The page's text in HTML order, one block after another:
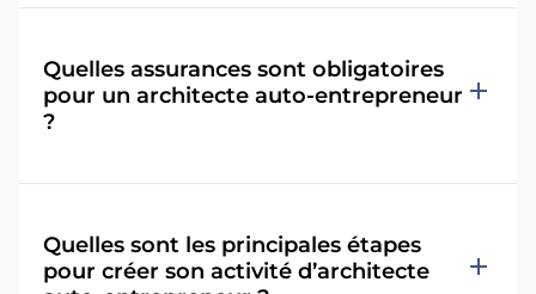
Quelles assurances sont obligatoires
pour un architecte auto-entrepreneur
?
add
Quelles sont les principales étapes
pour créer son activité d’architecte
add